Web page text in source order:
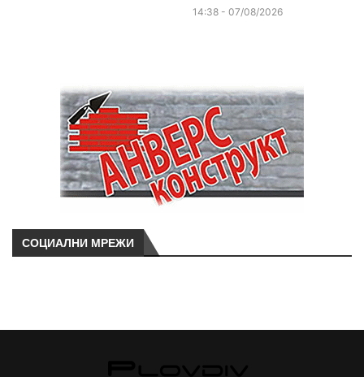
14:38 - 07/08/2026
СОЦИАЛНИ МРЕЖИ